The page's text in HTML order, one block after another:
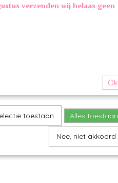
verzenden wij helaas geen
Ok
toestaan Alles toestaan
Nee, niet akkoord